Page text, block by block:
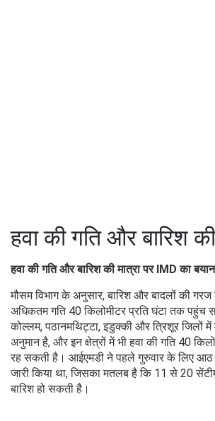
हवा की गति और बारिश
हवा की गति और बारिश की मात्रा पर IMD का बयान
मौसम विभाग के अनुसार, बारिश और बादलों की गरज
अधिकतम गति 40 किलोमीटर प्रति घंटा तक पहुंच
कोल्लम, पठानमथिट्टा, इडुक्की और त्रिशूर जिलों में
अनुमान है, और इन क्षेत्रों में भी हवा की गति 40
रह सकती है। आईएमडी ने पहले गुरुवार के लिए
जारी किया था, जिसका मतलब है कि 11 से 20
बारिश हो सकती है।